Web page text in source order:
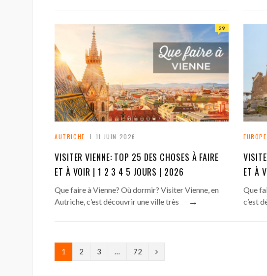
AUTRICHE 11 JUIN 2026
29
VISITER VIENNE: TOP 25 DES CHOSES À FAIRE
ET À VOIR | 1 2 3 4 5 JOURS | 2026
Que faire à Vienne? Où dormir? Visiter Vienne, en
Autriche, c’est découvrir une ville très
→
EUROPE
ET À
Que
c’est
1 2 3 … 72
N